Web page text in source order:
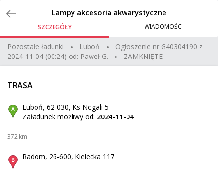
Zlecenia
Lampy akcesoria akwarystyczne
SZCZEGÓŁY WIADOMOŚCI
Pozostałe ładunki luboń Ogłoszenie nr G40304190 z
2024-11-04 (00:24) od: Paweł G. ZAMKNIĘTE
TRASA
Luboń, 62-030, Ks Nogali 5
Załadunek możliwy od: 2024-11-04
372 km
Radom, 26-600, Kielecka 117
Zlecę przewóz 5 pustych złożonych palet
Ehrenfriedersdorf
zaczep
307 km 45 kg